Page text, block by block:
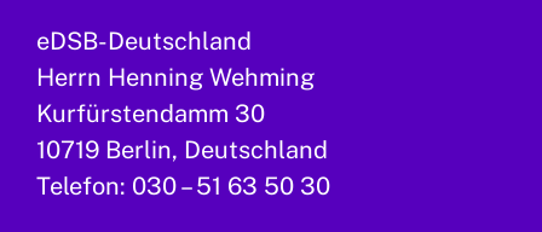
eDSB-Deutschland
Herrn Henning Wehming
Kurfürstendamm 30
10719 Berlin, Deutschland
Telefon: 030 – 51 63 50 30